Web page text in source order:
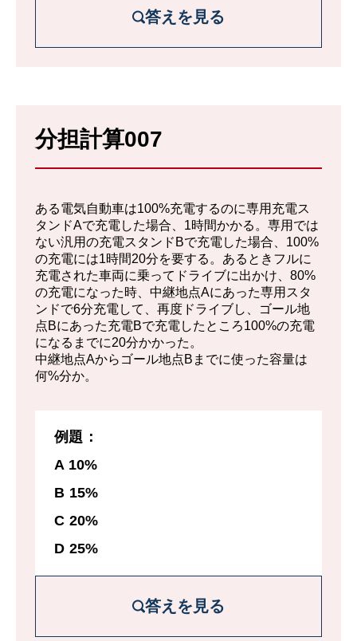
答えを見る
Pは3時間かかる英語の宿題を1時間だけや
ったので2/3が残っている。
なおこの時、Qは数学の宿題を1/2まで終え
ていた。
残りの数学の宿題1/2をPは1/2時間で終える
ことができる。
1時間あたりのPの英語の宿題に対する仕事
量は1/2。1/2時間では1/4。
分担計算007
ある電気自動車は100%充電するのに専用充電ス
タンドAで充電した場合、1時間かかる。専用では
ない汎用の充電スタンドBで充電した場合、100%
の充電には1時間20分を要する。あるときフルに
充電された車両に乗ってドライブに出かけ、80%
の充電になった時、中継地点Aにあった専用スタ
ンドで6分充電して、再度ドライブし、ゴール地
点Bにあった充電Bで充電したところ100%の充電
になるまでに20分かかった。
中継地点Aからゴール地点Bまでに使った容量は
何%分か。
例題：
A 10%
B 15%
C 20%
D 25%
答えを見る